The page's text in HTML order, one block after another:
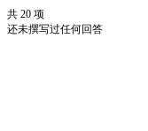
共 20 项
还未撰写过任何回答